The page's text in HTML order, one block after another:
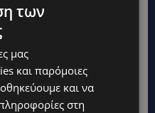
των
μας
και παρόμοιες
και να
στη